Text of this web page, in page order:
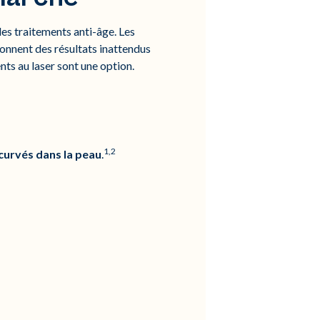
traitements anti-âge. Les
des résultats inattendus
au laser sont une option.
dans la peau.1,2